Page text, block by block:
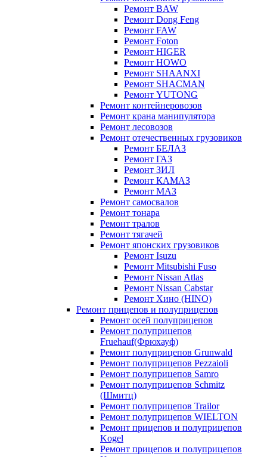
Ремонт BAW
Ремонт Dong Feng
Ремонт FAW
Ремонт Foton
Ремонт HIGER
Ремонт HOWO
Ремонт SHAANXI
Ремонт SHACMAN
Ремонт YUTONG
Ремонт контейнеровозов
Ремонт крана манипулятора
Ремонт лесовозов
Ремонт отечественных грузовиков
Ремонт БЕЛАЗ
Ремонт ГАЗ
Ремонт ЗИЛ
Ремонт КАМАЗ
Ремонт МАЗ
Ремонт самосвалов
Ремонт тонара
Ремонт тралов
Ремонт тягачей
Ремонт японских грузовиков
Ремонт Isuzu
Ремонт Mitsubishi Fuso
Ремонт Nissan Atlas
Ремонт Nissan Cabstar
Ремонт Хино (HINO)
Ремонт прицепов и полуприцепов
Ремонт осей полуприцепов
Ремонт полуприцепов
Fruehauf(Фрюхауф)
Ремонт полуприцепов Grunwald
Ремонт полуприцепов Pezzaioli
Ремонт полуприцепов Samro
Ремонт полуприцепов Schmitz
(Шмитц)
Ремонт полуприцепов Trailor
Ремонт полуприцепов WIELTON
Ремонт прицепов и полуприцепов
Kogel
Ремонт прицепов и полуприцепов